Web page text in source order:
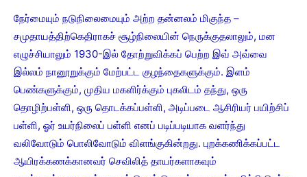
நேர்மையும் நடுநிலைமையும் அற்ற தன்னலம் மிகுந்த –
சமுதாயத்திற்கெதிராகச் சூழ்நிலையின் நெருக்குதலாலும், மன
எழுச்சியாலும் 1930-இல் தோற்றுவிக்கப் பெற்ற இவ் அவ்வை
இல்லம் நானூறுக்கும் மேற்பட்ட குழந்தைகளுக்கும். இளம்
பெண்களுக்கும், முதிய மகளிர்க்கும் புகலிடம் தந்து, ஒரு
தொழிற்பள்ளி, ஒரு தொடக்கப்பள்ளி, அடிப்படை ஆசிரியர் பயிற்சிப்
பள்ளி, ஓர் உயர்நிலைப் பள்ளி எனப் படிப்படியாக வளர்ந்து
வலிவோடும் பொலிவோடும் விளங்குகின்றது. புறக்கணிக்கப்பட்ட
ஆயிரக்கணக்கானவர் செவிலித் தாயர்களாகவும்